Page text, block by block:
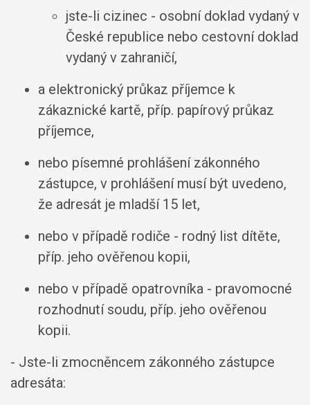
jste-li cizinec - osobní doklad vydaný v
České republice nebo cestovní doklad
vydaný v zahraničí,
a elektronický průkaz příjemce k
zákaznické kartě, příp. papírový průkaz
příjemce,
nebo písemné prohlášení zákonného
zástupce, v prohlášení musí být uvedeno,
že adresát je mladší 15 let,
nebo v případě rodiče - rodný list dítěte,
příp. jeho ověřenou kopii,
nebo v případě opatrovníka - pravomocné
rozhodnutí soudu, příp. jeho ověřenou
kopii.
- Jste-li zmocněncem zákonného zástupce
adresáta: